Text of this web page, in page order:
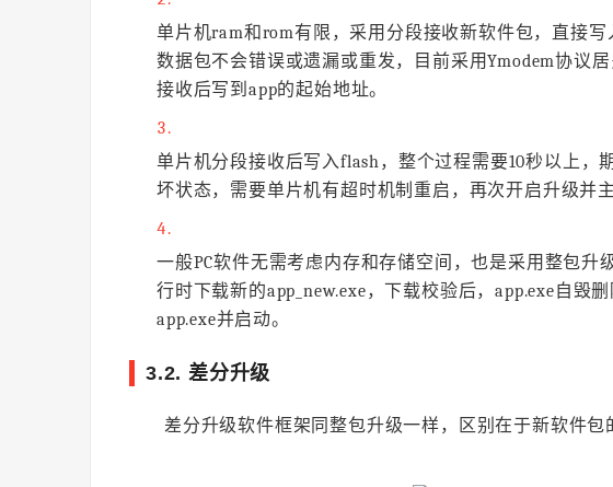
单片机ram和rom有限，采用分段接收新软件包，直接
数据包不会错误或遗漏或重发，目前采用Ymodem协议
接收后写到app的起始地址。
单片机分段接收后写入flash，整个过程需要10秒以上，
坏状态，需要单片机有超时机制重启，再次开启升级并
一般PC软件无需考虑内存和存储空间，也是采用整包升
行时下载新的app_new.exe，下载校验后，app.exe自毁
app.exe并启动。
3.2. 差分升级
差分升级软件框架同整包升级一样，区别在于新软件包